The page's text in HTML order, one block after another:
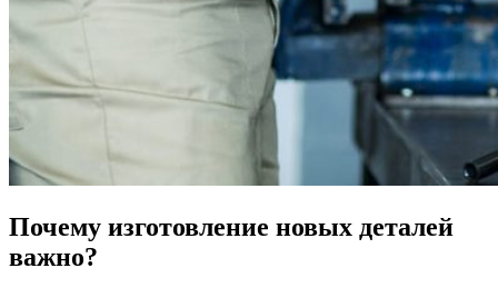
Почему изготовление новых деталей
важно?